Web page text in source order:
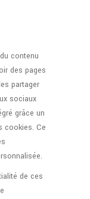
contenu
des pages
partager
sociaux
grâce un
cookies. Ce
de ces